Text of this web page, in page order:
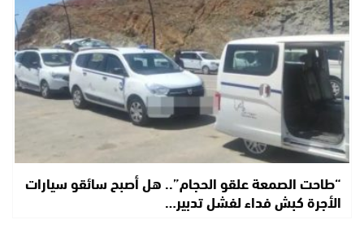
“طاحت الصمعة علقو الحجام”.. هل أصبح سائقو سيارات
الأجرة كبش فداء لفشل تدبير…